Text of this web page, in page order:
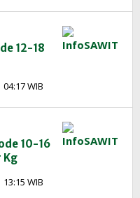
InfoSAWIT
12-18
WIB
InfoSAWIT
10-16
Kg
WIB